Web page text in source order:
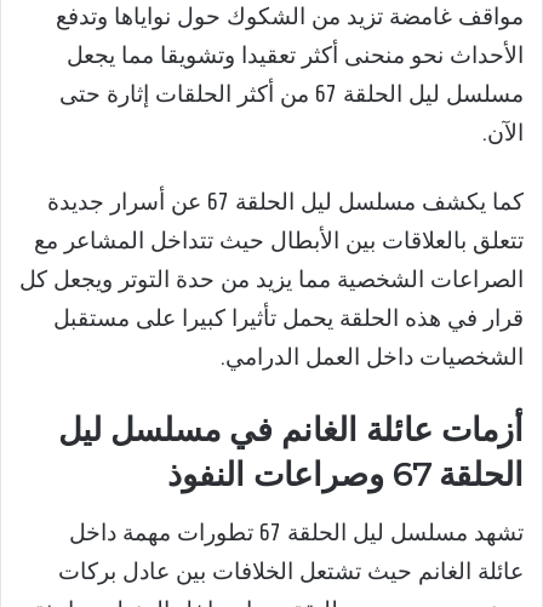
مواقف غامضة تزيد من الشكوك حول نواياها وتدفع
الأحداث نحو منحنى أكثر تعقيدا وتشويقا مما يجعل
مسلسل ليل الحلقة 67 من أكثر الحلقات إثارة حتى
الآن.
كما يكشف مسلسل ليل الحلقة 67 عن أسرار جديدة
تتعلق بالعلاقات بين الأبطال حيث تتداخل المشاعر مع
الصراعات الشخصية مما يزيد من حدة التوتر ويجعل كل
قرار في هذه الحلقة يحمل تأثيرا كبيرا على مستقبل
الشخصيات داخل العمل الدرامي.
أزمات عائلة الغانم في مسلسل ليل
الحلقة 67 وصراعات النفوذ
تشهد مسلسل ليل الحلقة 67 تطورات مهمة داخل
عائلة الغانم حيث تشتعل الخلافات بين عادل بركات